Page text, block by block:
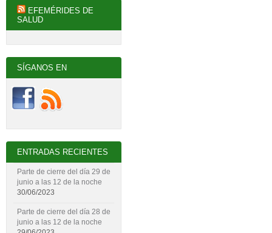
EFEMÉRIDES DE
SALUD
SÍGANOS EN
ENTRADAS RECIENTES
Parte de cierre del día 29 de
junio a las 12 de la noche
30/06/2023
Parte de cierre del día 28 de
junio a las 12 de la noche